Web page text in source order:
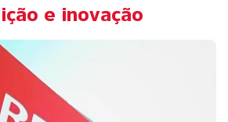
e inovação